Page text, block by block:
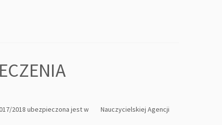
2018 ubezpieczona jest w Nauczycielskiej Agencji